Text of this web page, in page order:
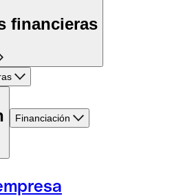
financieras
Financiación